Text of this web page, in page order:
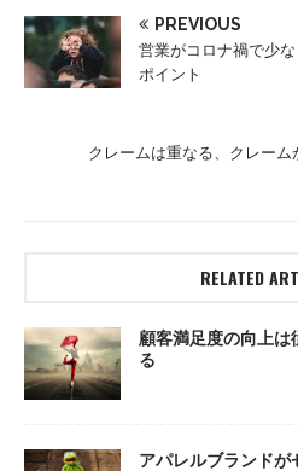
PREVIOUS
営業がコロナ禍で少
ポイント
クレームは重なる、クレーム
RELATED
顧客満足度の向上は
る
アパレルブランドが